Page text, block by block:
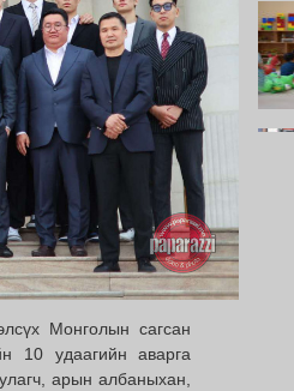
Монголын сагсан
10 удаагийн аварга
арын албаныхан,